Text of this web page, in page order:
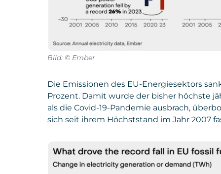
Bild: © Ember
Die Emissionen des EU-Energiesektors
Prozent. Damit wurde der bisher höchste
als die Covid-19-Pandemie ausbrach,
sich seit ihrem Höchststand im Jahr 2007